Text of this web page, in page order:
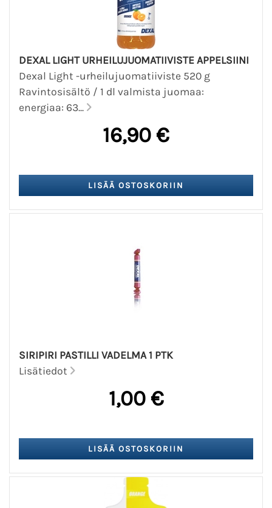
DEXAL LIGHT URHEILUJUOMATIIVISTE APPELSIINI
Dexal Light -urheilujuomatiiviste 520 g
Ravintosisältö / 1 dl valmista juomaa:
energiaa: 63...
16,90 €
SIRIPIRI PASTILLI VADELMA 1 PTK
Lisätiedot
1,00 €